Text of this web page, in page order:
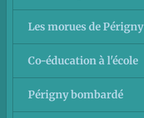
Les morues de Périgny
Co-éducation à l'école
Périgny bombardé